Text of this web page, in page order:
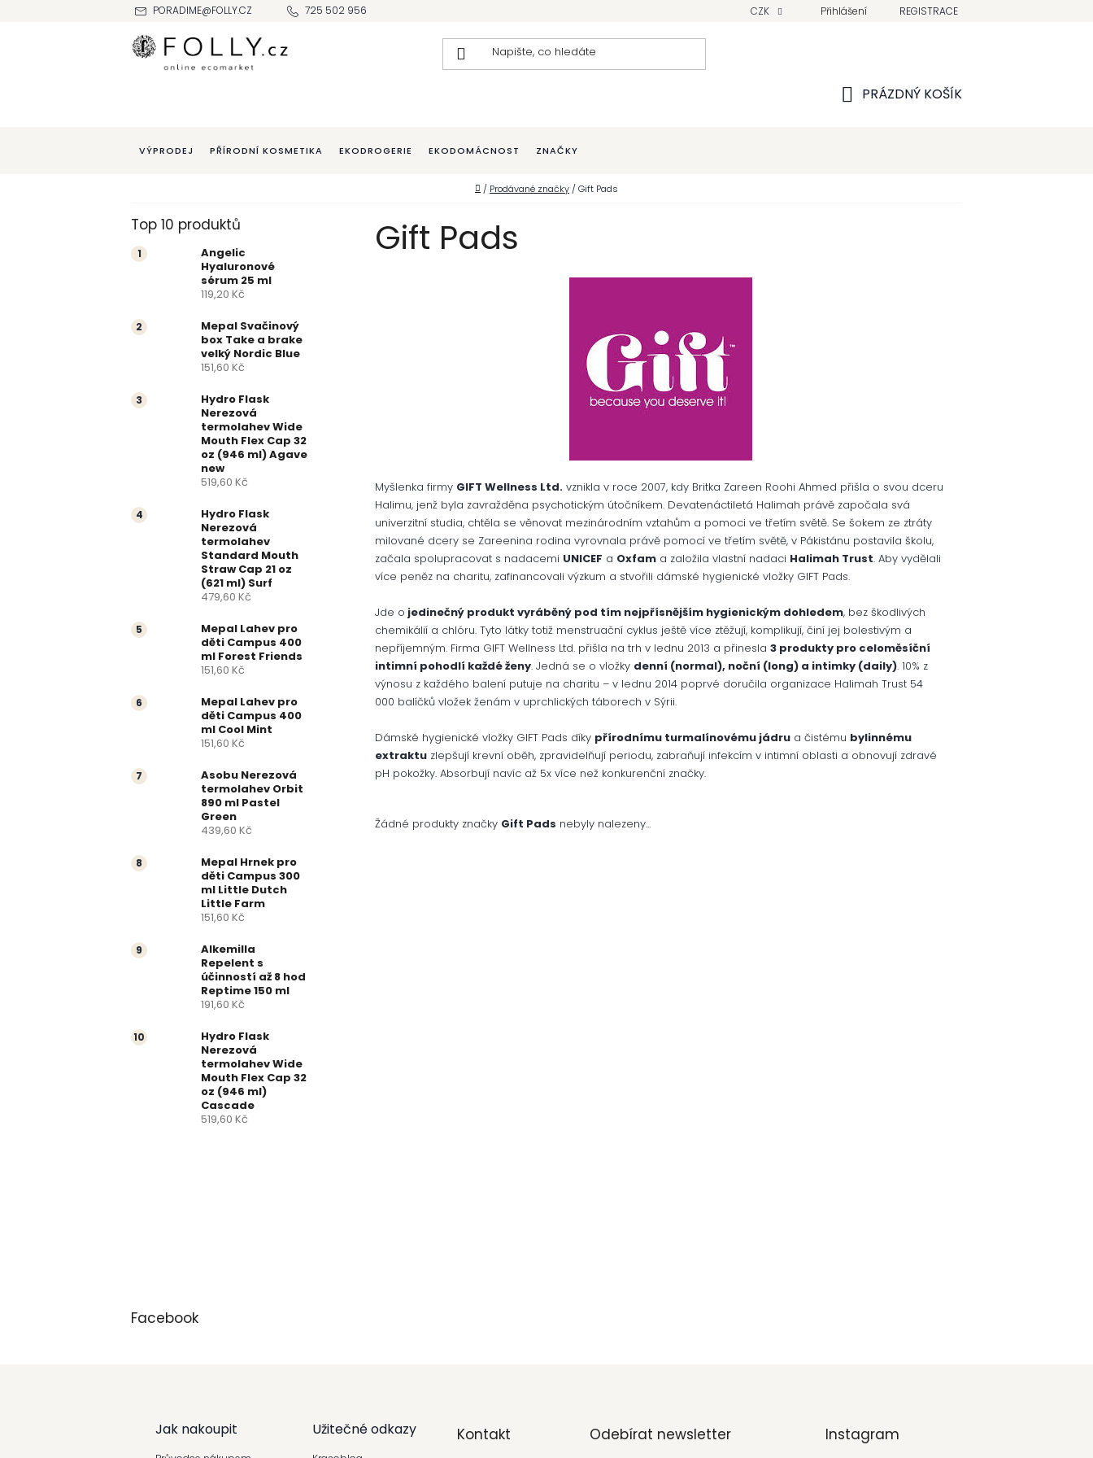
PORADIME@FOLLY.CZ 725 502 956 CZK Přihlášení REGISTRACE
PRÁZDNÝ KOŠÍK
VÝPRODEJ PŘÍRODNÍ KOSMETIKA EKODROGERIE EKODOMÁCNOST ZNAČKY
Domů
/ Prodávané značky /Gift Pads
P
o
t
a
p
e
Top 10 produktů
Angelic
Hyaluronové
sérum 25 ml
119,20 Kč
Mepal Svačinový
box Take a brake
velký Nordic Blue
151,60 Kč
Hydro Flask
Nerezová
termolahev Wide
Mouth Flex Cap 32
oz (946 ml) Agave
new
519,60 Kč
Hydro Flask
Nerezová
termolahev
Standard Mouth
Straw Cap 21 oz
(621 ml) Surf
479,60 Kč
Mepal Lahev pro
děti Campus 400
ml Forest Friends
151,60 Kč
Mepal Lahev pro
děti Campus 400
ml Cool Mint
151,60 Kč
Asobu Nerezová
termolahev Orbit
890 ml Pastel
Green
439,60 Kč
Mepal Hrnek pro
děti Campus 300
ml Little Dutch
Little Farm
151,60 Kč
Alkemilla
Repelent s
účinností až 8 hod
Reptime 150 ml
191,60 Kč
Hydro Flask
Nerezová
termolahev Wide
Mouth Flex Cap 32
oz (946 ml)
Cascade
519,60 Kč
Facebook
Gift Pads
Myšlenka firmy GIFT Wellness Ltd. vznikla v roce 2007, kdy Britka Zareen Roohi Ahmed přišla o svou dceru
Halimu, jenž byla zavražděna psychotickým útočníkem. Devatenáctiletá Halimah právě započala svá
univerzitní studia, chtěla se věnovat mezinárodním vztahům a pomoci ve třetím světě. Se šokem ze ztráty
milované dcery se Zareenina rodina vyrovnala právě pomocí ve třetím světě, v Pákistánu postavila školu,
začala spolupracovat s nadacemi UNICEF a Oxfam a založila vlastní nadaci Halimah Trust. Aby vydělali
více peněz na charitu, zafinancovali výzkum a stvořili dámské hygienické vložky GIFT Pads.
Jde o jedinečný produkt vyráběný pod tím nejpřísnějším hygienickým dohledem, bez škodlivých
chemikálií a chlóru. Tyto látky totiž menstruační cyklus ještě více ztěžují, komplikují, činí jej bolestivým a
nepříjemným. Firma GIFT Wellness Ltd. přišla na trh v lednu 2013 a přinesla3 produkty pro celoměsíční
intimní pohodlí každé ženy. Jedná se o vložky denní (normal), noční (long) a intimky (daily). 10% z
výnosu z každého balení putuje na charitu – v lednu 2014 poprvé doručila organizace Halimah Trust 54
000 balíčků vložek ženám v uprchlických táborech v Sýrii.
Dámské hygienické vložky GIFT Pads díky přírodnímu turmalínovému jádru a čistému bylinnému
extraktu zlepšují krevní oběh, zpravidelňují periodu, zabraňují infekcím v intimní oblasti a obnovují zdravé
pH pokožky. Absorbují navíc až 5x více než konkurenční značky.
Žádné produkty značky Gift Pads nebyly nalezeny...
Jak nakoupit Užitečné odkazy Kontakt Odebírat newsletter Instagram